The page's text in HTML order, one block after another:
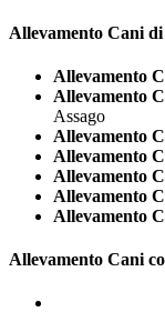
Allevamento Cani di
Allevamento
Allevamento
Assago
Allevamento
Allevamento
Allevamento
Allevamento
Allevamento
Allevamento Cani